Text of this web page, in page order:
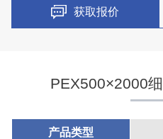
获取报价
PEX500×2000
产品类型